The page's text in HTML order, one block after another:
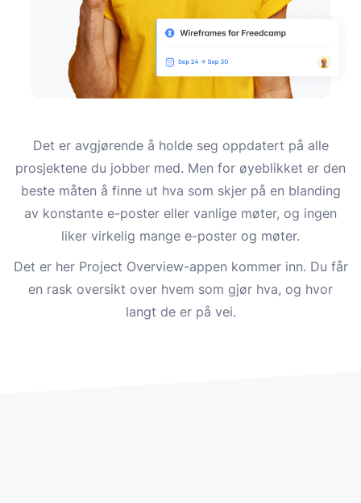
Det er avgjørende å holde seg oppdatert på alle
prosjektene du jobber med. Men for øyeblikket er den
beste måten å finne ut hva som skjer på en blanding
av konstante e-poster eller vanlige møter, og ingen
liker virkelig mange e-poster og møter.
Det er her Project Overview-appen kommer inn. Du får
en rask oversikt over hvem som gjør hva, og hvor
langt de er på vei.